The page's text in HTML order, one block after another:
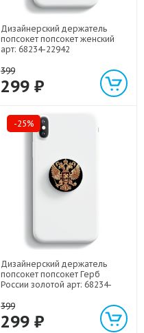
Дизайнерский держатель
попсокет попсокет женский
арт: 68234-22942
399
299 ₽
-25%
Дизайнерский держатель
попсокет попсокет Герб
России золотой арт: 68234-
399
299 ₽